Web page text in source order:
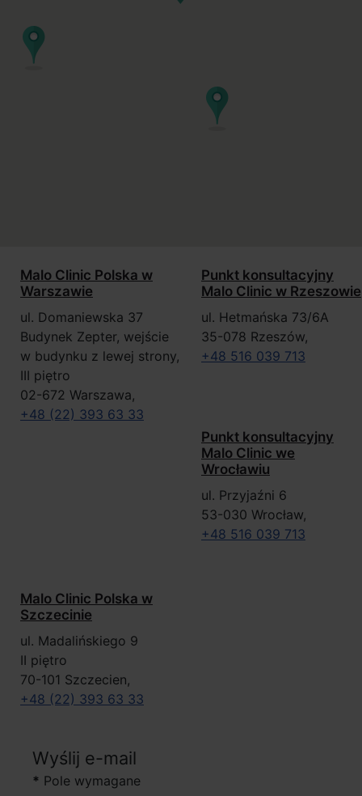
Malo Clinic Polska w
Warszawie
ul. Domaniewska 37
Budynek Zepter, wejście
w budynku z lewej strony,
III piętro
02-672 Warszawa,
+48 (22) 393 63 33
Punkt konsultacyjny
Malo Clinic w Rzeszowie
ul. Hetmańska 73/6A
35-078 Rzeszów,
+48 516 039 713
Punkt konsultacyjny
Malo Clinic we
Wrocławiu
ul. Przyjaźni 6
53-030 Wrocław,
+48 516 039 713
Malo Clinic Polska w
Szczecinie
ul. Madalińskiego 9
II piętro
70-101 Szczecien,
+48 (22) 393 63 33
Wyślij e-mail
* Pole wymagane